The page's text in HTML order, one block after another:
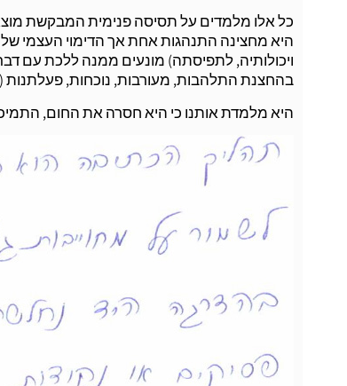
כל אלו מלמדים על תסיסה פנימית המבקשת מוצא
היא מחצינה התנהגות אחת אך הדימוי העצמי
ויכולותיה, לתפיסתה) מונעים ממנה ללכת עם
בהחצנת התלהבות, מעורבות, נוכחות, פעלתנות
היא מלמדת אותנו כי היא חסרה את החום,